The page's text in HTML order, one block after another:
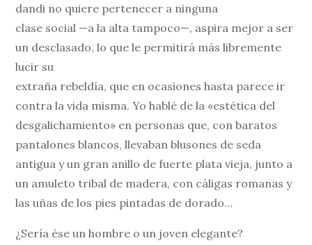
dandi no quiere pertenecer a ninguna
clase social —a la alta tampoco—, aspira mejor a ser
un desclasado, lo que le permitirá más libremente
lucir su
extraña rebeldía, que en ocasiones hasta parece ir
contra la vida misma. Yo hablé de la «estética del
desgalichamiento» en personas que, con baratos
pantalones blancos, llevaban blusones de seda
antigua y un gran anillo de fuerte plata vieja, junto a
un amuleto tribal de madera, con cáligas romanas y
las uñas de los pies pintadas de dorado…
¿Sería ése un hombre o un joven elegante?